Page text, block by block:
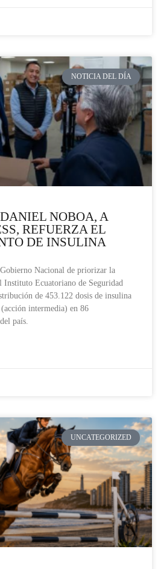
NOTICIA DEL DÍA
NOBOA, A
REFUERZA EL
DE INSULINA
Nacional de priorizar la
Instituto Ecuatoriano de Seguridad
de 453.122 dosis de insulina
intermedia) en 86
país.
UNCATEGORIZED